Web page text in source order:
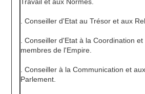
. Conseiller d'Etat au Trésor et aux
. Conseiller d'Etat à la Coordination
membres de l'Empire.
. Conseiller à la Communication et
Parlement.